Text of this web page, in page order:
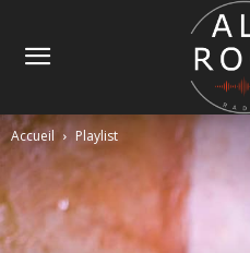
Accueil Playlist